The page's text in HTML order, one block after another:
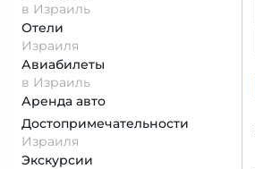
в Израиль
Отели
Израиля
Авиабилеты
в Израиль
Аренда авто
Достопримеча­тельности
Израиля
Экскурсии